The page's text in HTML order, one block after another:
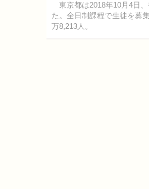
東京都は2018年10月4日
た。全日制課程で生徒を募
万8,213人。